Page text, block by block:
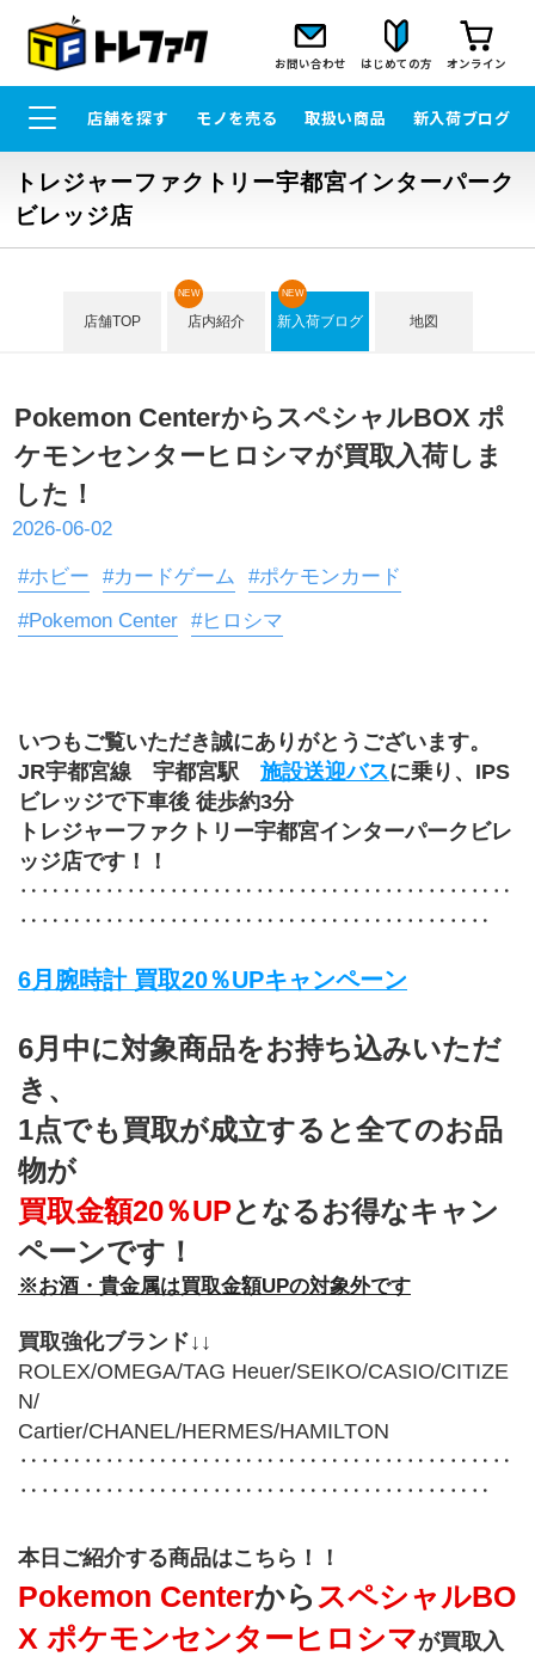
お問い合わせ はじめての方 オンライン
店舗を探す モノを売る 取扱い商品 新入荷ブログ
トレジャーファクトリー宇都宮インターパーク
ビレッジ店
店舗TOP 店内紹介
NEW
新入荷ブログ
NEW
地図
Pokemon CenterからスペシャルBOX ポ
ケモンセンターヒロシマが買取入荷しま
した！
2026-06-02
#ホビー #カードゲーム
#ポケモンカード
#Pokemon Center #ヒロシマ
いつもご覧いただき誠にありがとうございます。
JR宇都宮線　宇都宮駅 施設送迎バスに乗り、IPS
ビレッジで下車後 徒歩約3分
トレジャーファクトリー宇都宮インターパークビレ
ッジ店です！！
‥‥‥‥‥‥‥‥‥‥‥‥‥‥‥‥‥‥‥‥‥‥‥
‥‥‥‥‥‥‥‥‥‥‥‥‥‥‥‥‥‥‥‥‥‥
6月腕時計 買取20％UPキャンペーン
6月中に対象商品をお持ち込みいただ
き、
1点でも買取が成立すると全てのお品
物が
買取金額20％UPとなるお得なキャン
ペーンです！
※お酒・貴金属は買取金額UPの対象外です
買取強化ブランド↓↓
ROLEX/OMEGA/TAG Heuer/SEIKO/CASIO/CITIZE
N/
Cartier/CHANEL/HERMES/HAMILTON
‥‥‥‥‥‥‥‥‥‥‥‥‥‥‥‥‥‥‥‥‥‥‥
‥‥‥‥‥‥‥‥‥‥‥‥‥‥‥‥‥‥‥‥‥‥
本日ご紹介する商品はこちら！！
Pokemon CenterからスペシャルBO
X ポケモンセンターヒロシマが買取入